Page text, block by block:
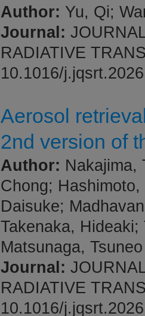
Author: Yu, Qi;
Journal:
RADIATIVE
10.1016/
Aerosol
2nd version of
Author: Nakajima,
Chong;
Daisuke;
Takenaka,
Matsunaga, Tsuneo
Journal:
RADIATIVE
10.1016/